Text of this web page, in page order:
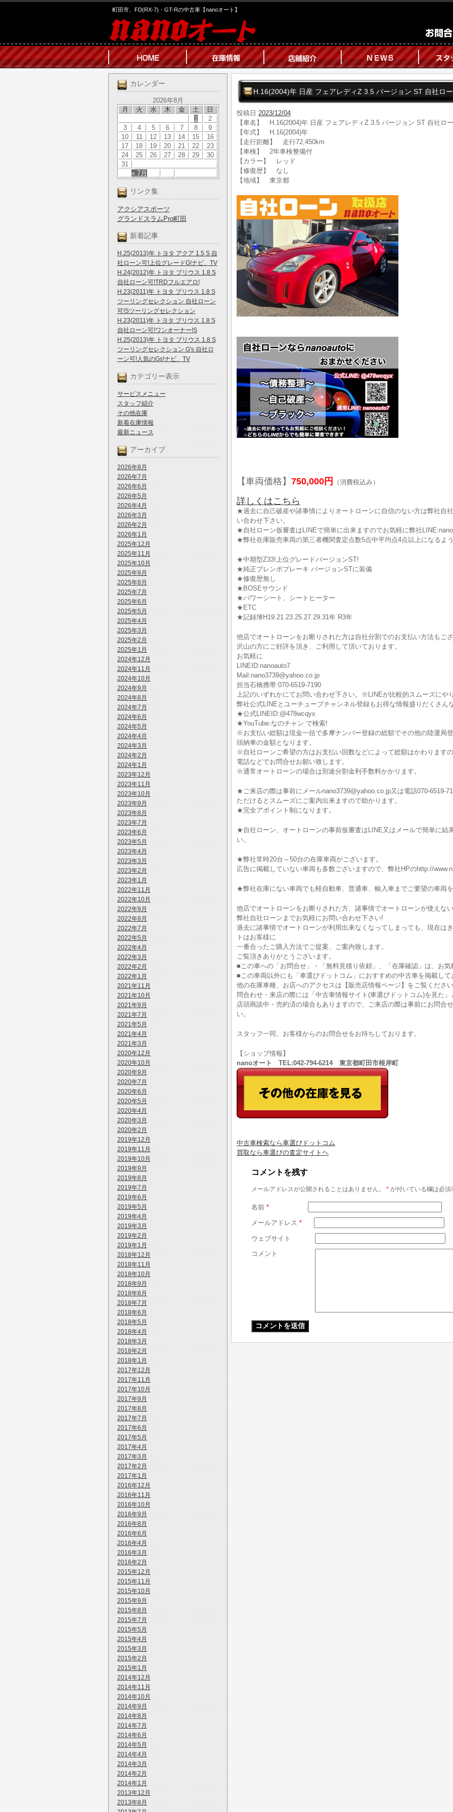
町田市、FD(RX-7)・GT-Rの中古車【nanoオート】
カレンダー
2026年8月
月
火 水 木 金 土 日
« 7月
1
2
3
4 5 6 7 8
9
10
11 12 13 14 15
16
17
18 19 20 21 22
23
24
25 26 27 28 29
30
31
リンク集
アクシアスポーツ
グランドスラムPro町田
新着記事
H.25(2013)年 トヨタ アクア 1.5 S 自
社ローン可!上位グレードG!ナビ、TV
H.24(2012)年 トヨタ プリウス 1.8 S
自社ローン可!TRDフルエアロ!
H.23(2011)年 トヨタ プリウス 1.8 S
ツーリングセレクション 自社ローン
可!Sツーリングセレクション
H.23(2011)年 トヨタ プリウス 1.8 S
自社ローン可!ワンオーナー!S
H.25(2013)年 トヨタ プリウス 1.8 S
ツーリングセレクション G's 自社ロ
ーン可!人気のGs!ナビ、TV
カテゴリー表示
サービスメニュー
スタッフ紹介
その他在庫
新着在庫情報
最新ニュース
アーカイブ
2026年8月
2026年7月
2026年6月
2026年5月
2026年4月
2026年3月
2026年2月
2026年1月
2025年12月
2025年11月
2025年10月
2025年9月
2025年8月
2025年7月
2025年6月
2025年5月
2025年4月
2025年3月
2025年2月
2025年1月
2024年12月
2024年11月
2024年10月
2024年9月
2024年8月
2024年7月
2024年6月
2024年5月
2024年4月
2024年3月
2024年2月
2024年1月
2023年12月
2023年11月
2023年10月
2023年9月
2023年8月
2023年7月
2023年6月
2023年5月
2023年4月
2023年3月
2023年2月
2023年1月
2022年11月
2022年10月
2022年9月
2022年8月
2022年7月
2022年5月
2022年4月
2022年3月
2022年2月
2022年1月
2021年11月
2021年10月
2021年9月
2021年7月
2021年5月
2021年4月
2021年3月
2020年12月
2020年10月
2020年9月
2020年7月
2020年6月
2020年5月
2020年4月
2020年3月
2020年2月
2019年12月
2019年11月
2019年10月
2019年9月
2019年8月
2019年7月
2019年6月
2019年5月
2019年4月
2019年3月
2019年2月
2019年1月
2018年12月
2018年11月
2018年10月
2018年9月
2018年8月
2018年7月
2018年6月
2018年5月
2018年4月
2018年3月
2018年2月
2018年1月
2017年12月
2017年11月
2017年10月
2017年9月
2017年8月
2017年7月
2017年6月
2017年5月
2017年4月
2017年3月
2017年2月
2017年1月
2016年12月
2016年11月
2016年10月
2016年9月
2016年8月
2016年6月
2016年4月
2016年3月
2016年2月
2015年12月
2015年11月
2015年10月
2015年9月
2015年8月
2015年7月
2015年5月
2015年4月
2015年3月
2015年2月
2015年1月
2014年12月
2014年11月
2014年10月
2014年9月
2014年8月
2014年7月
2014年6月
2014年5月
2014年4月
2014年3月
2014年2月
2014年1月
2013年12月
2013年8月
H.16(2004)年 日産 フェアレディZ 3.5 バージョン ST 自社ロ
投稿日 2023/12/04
【車名】 H.16(2004)年 日産 フェアレディZ 3.5 バージョン ST 自社ロ
【年式】 H.16(2004)年
【走行距離】 走行72,450km
【車検】 2年車検整備付
【カラー】 レッド
【修復歴】 なし
【地域】 東京都
【車両価格】 750,000円 （消費税込み）
詳しくはこちら
★過去に自己破産や諸事情によりオートローンに自信のない方は弊社自
い合わせ下さい。
★自社ローン仮審査はLINEで簡単に出来ますのでお気軽に弊社
★弊社在庫販売車両の第三者機関査定点数5点中平均点4点以上になるよ
★中期型Z33!上位グレードバージョンST!
★純正ブレンボブレーキ バージョンSTに装備
★修復歴無し
★BOSEサウンド
★パワーシート、シートヒーター
★ETC
★記録簿H19.21.23.25.27.29.31年 R3年
他店でオートローンをお断りされた方は自社分割でのお支払い方法もご
沢山の方にご好評を頂き、ご利用して頂いております。
お気軽に
LINEID:nanoauto7
Mail:nano3739@yahoo.co.jp
担当石橋携帯:070-6519-7190
上記のいずれかにてお問い合わせ下さい。※LINEが比較的スムーズにや
弊社公式LINEとユーチューブチャンネル登録もお得な情報盛りだくさん
★公式LINEID:@478wcqyx
★YouTube:なのチャン で検索!
※お支払い総額は現金一括で多摩ナンバー登録の総額でその他の陸運局
頭納車の金額となります。
※自社ローンご希望の方はお支払い回数などによって総額はかわります
電話などでお問合せお願い致します。
※通常オートローンの場合は別途分割金利手数料かかります。
★ご来店の際は事前にメールnano3739@yahoo.co.jp又は電話070-6519-
ただけるとスムーズにご案内出来ますので助かります。
★完全アポイント制になります。
★自社ローン、オートローンの事前仮審査はLINE又はメールで簡単に結
い。
★弊社常時20台～50台の在庫車両がございます。
広告に掲載していない車両も多数ございますので、弊社HPのhttp://
★弊社在庫にない車両でも軽自動車、普通車、輸入車までご要望の車両
他店でオートローンをお断りされた方、諸事情でオートローンが使えな
弊社自社ローンまでお気軽にお問い合わせ下さい!
過去に諸事情でオートローンが利用出来なくなってしまっても、現在は
トはお客様に
一番合ったご購入方法でご提案、ご案内致します。
ご覧頂きありがとうございます。
■この車への「お問合せ」・「無料見積り依頼」、「在庫確認」は、お気
■この車両以外にも「車選びドットコム」におすすめの中古車を掲載して
他の在庫車種、お店へのアクセスは【販売店情報ページ】をご覧くださ
問合わせ・来店の際には「中古車情報サイト(車選びドットコム)を見た
店頭商談中・売約済の場合もありますので、ご来店の際は事前にお問合
い。
スタッフ一同、お客様からのお問合せをお待ちしております。
【ショップ情報】
nanoオート TEL:042-794-6214 東京都町田市根岸町
中古車検索なら車選びドットコム
買取なら車選びの査定サイトヘ
コメントを残す
メールアドレスが公開されることはありません。 * が付いている欄は必須
名前 *
メールアドレス *
ウェブサイト
コメント